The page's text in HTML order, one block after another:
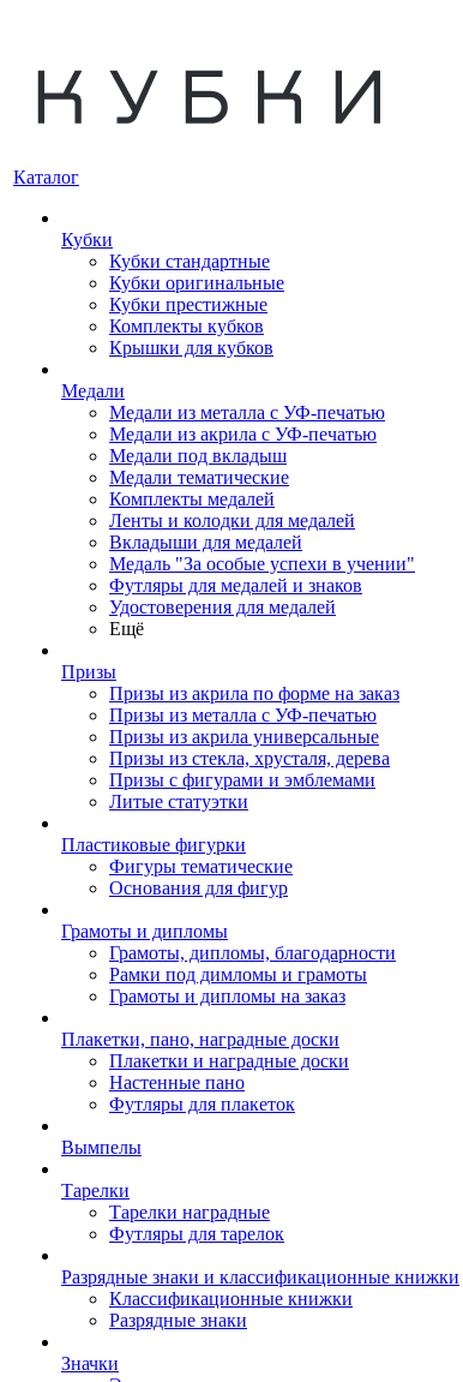
Каталог
Кубки
Кубки стандартные
Кубки оригинальные
Кубки престижные
Комплекты кубков
Крышки для кубков
Медали
Медали из металла с УФ-печатью
Медали из акрила с УФ-печатью
Медали под вкладыш
Медали тематические
Комплекты медалей
Ленты и колодки для медалей
Вкладыши для медалей
Медаль "За особые успехи в учении"
Футляры для медалей и знаков
Удостоверения для медалей
Ещё
Призы
Призы из акрила по форме на заказ
Призы из металла с УФ-печатью
Призы из акрила универсальные
Призы из стекла, хрусталя, дерева
Призы с фигурами и эмблемами
Литые статуэтки
Пластиковые фигурки
Фигуры тематические
Основания для фигур
Грамоты и дипломы
Грамоты, дипломы, благодарности
Рамки под димломы и грамоты
Грамоты и дипломы на заказ
Плакетки, пано, наградные доски
Плакетки и наградные доски
Настенные пано
Футляры для плакеток
Вымпелы
Тарелки
Тарелки наградные
Футляры для тарелок
Разрядные знаки и классификационные книжки
Классификационные книжки
Разрядные знаки
Значки